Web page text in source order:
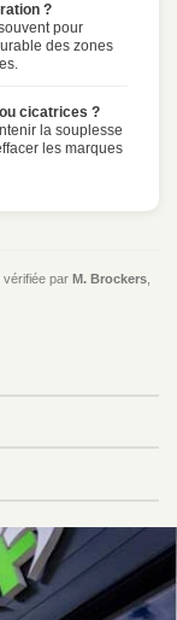
?
pour
des zones
cicatrices ?
la souplesse
les marques
vérifiée par M. Brockers